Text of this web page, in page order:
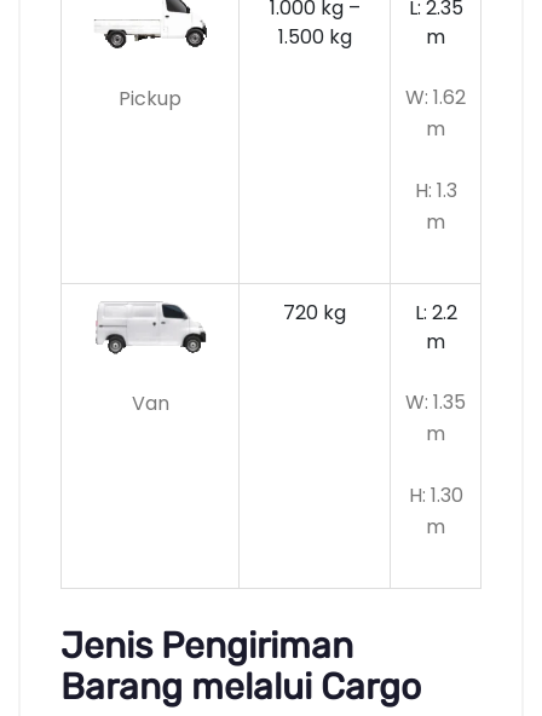
Pickup
1.000 kg –
1.500 kg
L: 2.35
m
W: 1.62
m
H: 1.3
m
Van
720 kg
L: 2.2
m
W: 1.35
m
H: 1.30
m
Jenis Pengiriman
Barang melalui Cargo